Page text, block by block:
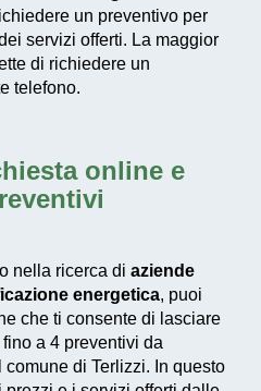
un preventivo per
servizi offerti. La maggior
di richiedere un
telefono.
online e
nella ricerca di aziende
energetica, puoi
che ti consente di lasciare
a 4 preventivi da
di Terlizzi. In questo